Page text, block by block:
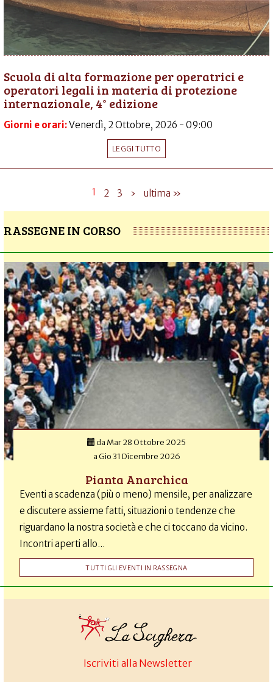
Scuola di alta formazione per operatrici e
operatori legali in materia di protezione
internazionale, 4° edizione
Giorni e orari:Venerdì, 2 Ottobre, 2026 - 09:00
LEGGI TUTTO
1 2 3 › ultima »
RASSEGNE IN CORSO
da Mar 28 Ottobre 2025
aGio 31 Dicembre 2026
Pianta Anarchica
Eventi a scadenza (più o meno) mensile, per analizzare
e discutere assieme fatti, situazioni o tendenze che
riguardano la nostra società e che ci toccano da vicino.
Incontri aperti allo...
TUTTI GLI EVENTI IN RASSEGNA
Iscriviti alla Newsletter